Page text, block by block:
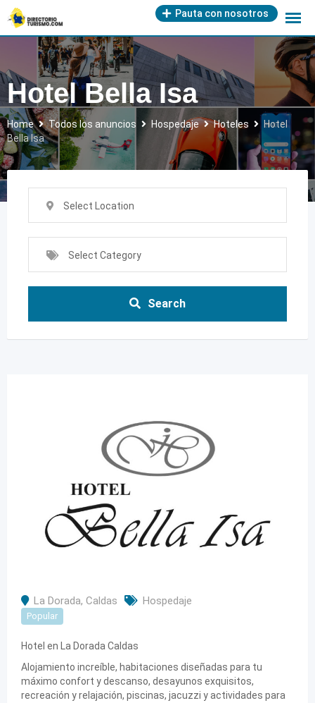
Skip
to
content
Pauta con nosotros
Hotel Bella Isa
Home Todos los anuncios Hospedaje Hoteles
Hotel
Bella Isa
Select Location
Select Category
Search
La Dorada, Caldas Hospedaje
Popular
Hotel en La Dorada Caldas
Alojamiento increíble, habitaciones diseñadas para tu
máximo confort y descanso, desayunos exquisitos,
recreación y relajación, piscinas, jacuzzi y actividades para